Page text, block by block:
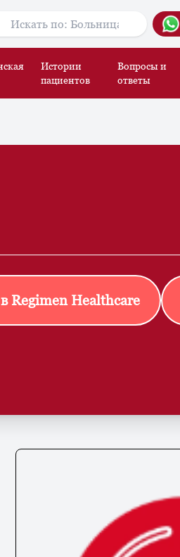
Истории
пациентов
Вопросы и
ответы
Regimen Healthcare